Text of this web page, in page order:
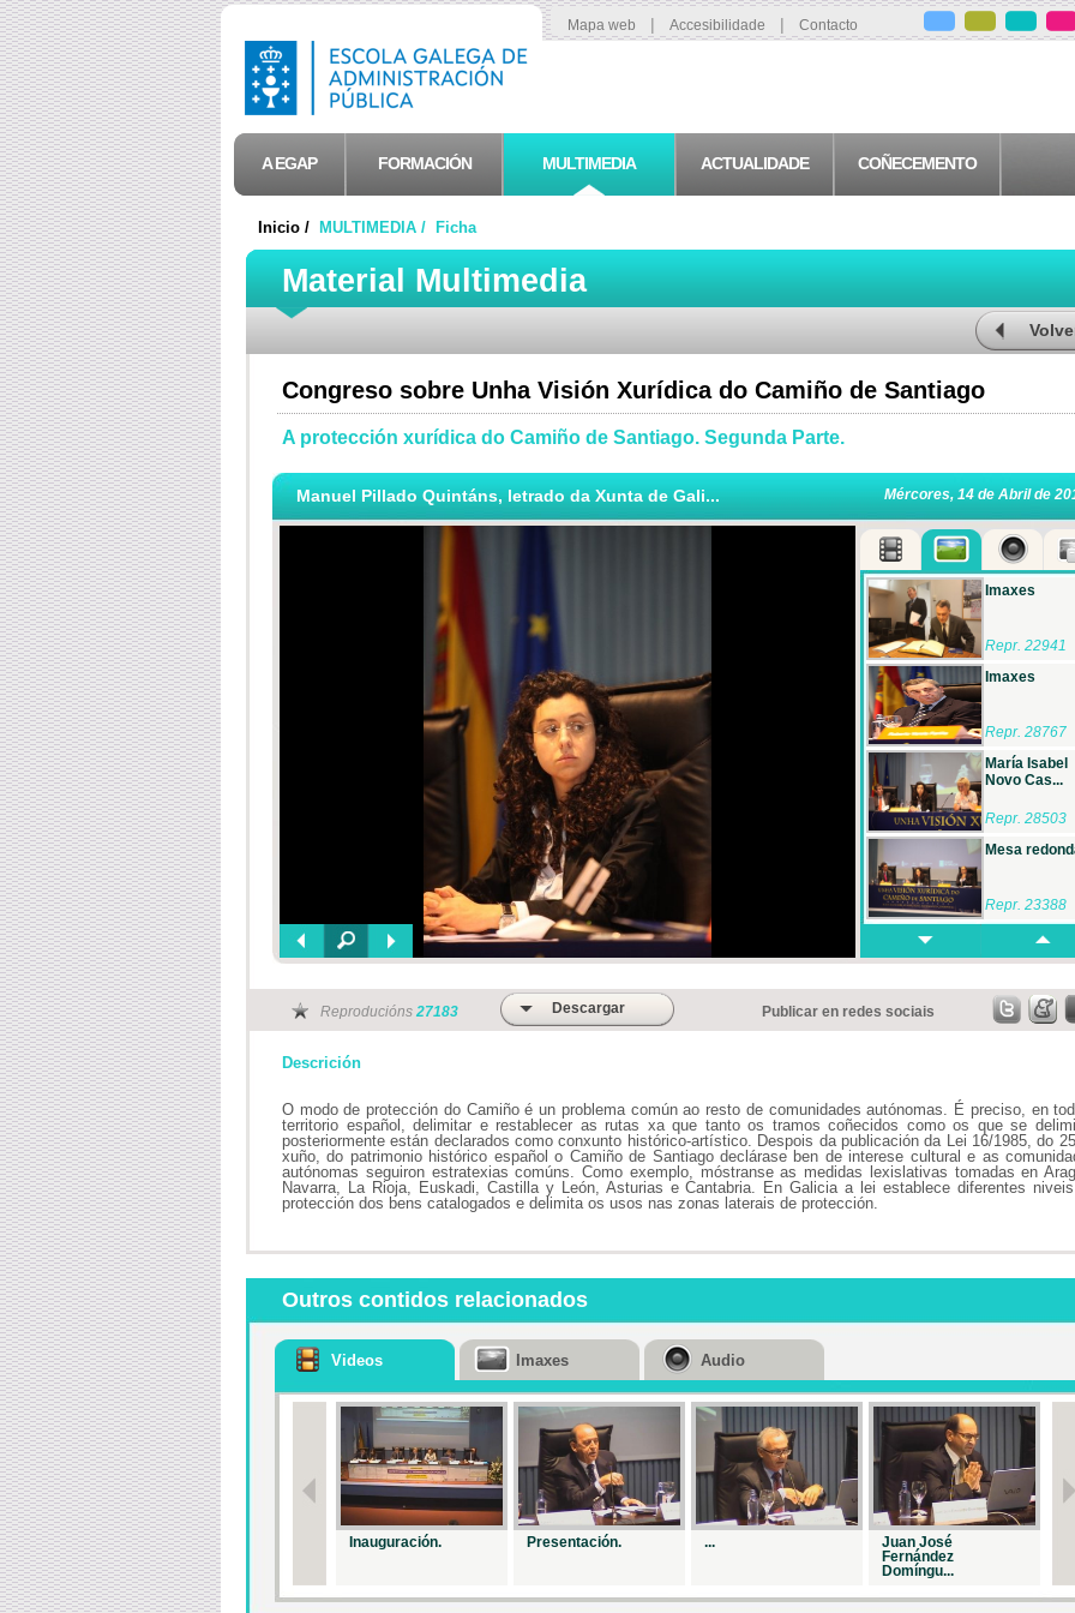
Mapa web | Accesibilidade | Contacto
A EGAP FORMACIÓN MULTIMEDIA ACTUALIDADE COÑECEMENTO
Inicio / MULTIMEDIA / Ficha
Material Multimedia
Congreso sobre Unha Visión Xurídica do Camiño de Santiago
A protección xurídica do Camiño de Santiago. Segunda Parte.
Manuel Pillado Quintáns, letrado da Xunta de Gali... Mércores, 14 de Abril de
Imaxes
Repr. 22941
Imaxes
Repr. 28767
María Isabel
Novo Cas...
Repr. 28503
Mesa
Repr. 23388
Mesa
Repr. 25691
Belén
Mesa
Repr. 22922
Clausura
Repr. 22801
Clausura
Repr. 27293
Reproducións 27183 Descargar Publicar en redes sociais
Descrición
O modo de protección do Camiño é un problema común ao resto de comunidades autónomas. É preciso, en
territorio español, delimitar e restablecer as rutas xa que tanto os tramos coñecidos como os que se
posteriormente están declarados como conxunto histórico-artístico. Despois da publicación da Lei 16/1985, do
xuño, do patrimonio histórico español o Camiño de Santiago declárase ben de interese cultural e as
autónomas seguiron estratexias comúns. Como exemplo, móstranse as medidas lexislativas tomadas en
Navarra, La Rioja, Euskadi, Castilla y León, Asturias e Cantabria. En Galicia a lei establece diferentes
protección dos bens catalogados e delimita os usos nas zonas laterais de protección.
Outros contidos relacionados
Videos
Inauguración. Presentación. ...
Juan José
Fernández
Domíngu...
Imaxes Audio